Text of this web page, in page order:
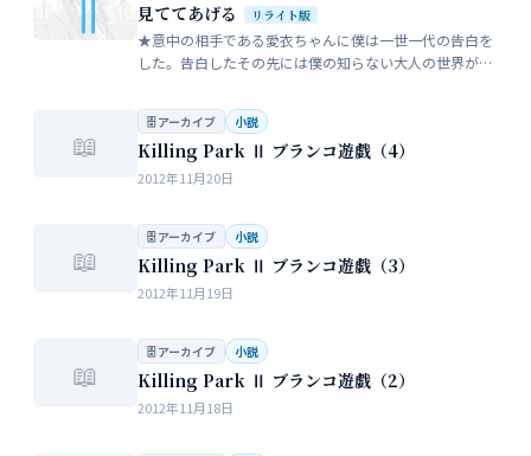
見ててあげる リライト版
★意中の相手である愛衣ちゃんに僕は一世一代の告白を
した。告白したその先には僕の知らない大人の世界が待
る常識。。。…
📖
🗄 アーカイブ 小説
Killing Park Ⅱ ブランコ遊戯（4）
2012年11月20日
📖
🗄 アーカイブ 小説
Killing Park Ⅱ ブランコ遊戯（3）
2012年11月19日
📖
🗄 アーカイブ 小説
Killing Park Ⅱ ブランコ遊戯（2）
2012年11月18日